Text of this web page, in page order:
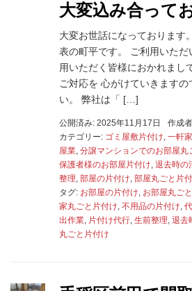
大変込み合って
大変お世話になっております
表の町平です。 ご利用いただ
用いただく皆様におかれまし
ご対応を 心がけていきます
い。 弊社は「 […]
公開済み: 2025年11月17日 作成
カテゴリー: ゴミ屋敷片付け 一軒
屋業 分譲マンションでのお部屋丸
保護者様のお部屋片付け 退去時の
整理 部屋の片付け 部屋丸ごと片
タグ: お部屋の片付け お部屋丸ご
家丸ごと片付け 不用品の片付け
出作業 片付け代行 生前整理 退去
丸ごと片付け